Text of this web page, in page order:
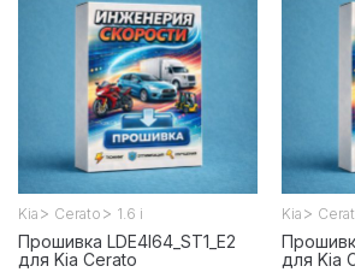
Kia > Cerato > 1.6 i
Прошивка LDE4I64_ST1_E2
для Kia Cerato
Kia >
для Kia